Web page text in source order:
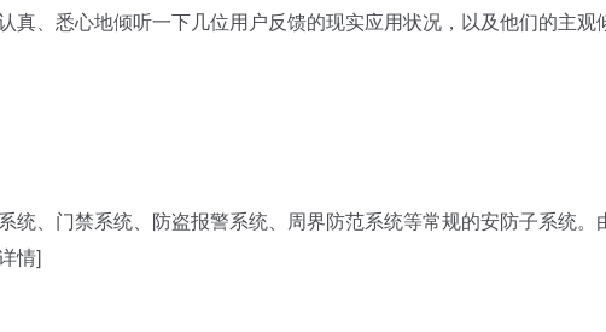
真、悉心地倾听一下几位用户反馈的现实应用状况，以及他们的主观
、门禁系统、防盗报警系统、周界防范系统等常规的安防子系统。
情]